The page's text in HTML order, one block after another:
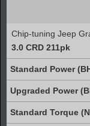
Chip-tuning Jeep
3.0 CRD 211pk